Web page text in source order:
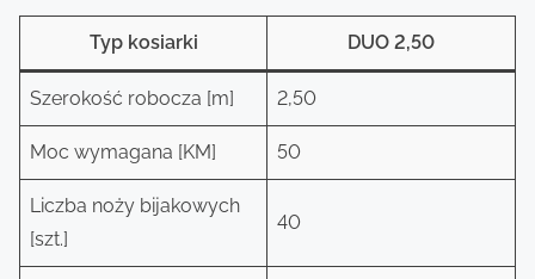
Typ kosiarki DUO 2,50
Szerokość robocza [m] 2,50
Moc wymagana [KM] 50
Liczba noży bijakowych
[szt.]
40